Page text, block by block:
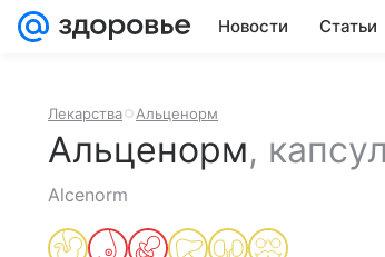
Новости Статьи
Лекарства Альценорм
Альценорм,
Alcenorm